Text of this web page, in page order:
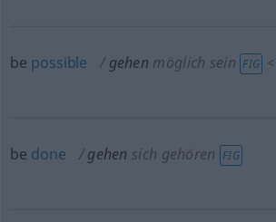
be possible gehen möglich sein FIG <
be done gehen sich gehören FIG